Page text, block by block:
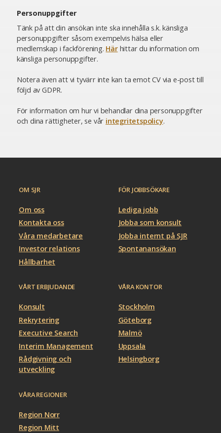
Personuppgifter
Tänk på att din ansökan inte ska innehålla s.k. känsliga
personuppgifter såsom exempelvis hälsa eller
medlemskap i fackförening. Härhittar du information om
känsliga personuppgifter.
Notera även att vi tyvärr inte kan ta emot CV via e-post till
följd av GDPR.
För information om hur vi behandlar dina personuppgifter
och dina rättigheter, se vår integritetspolicy.
OM SJR
Om oss
Kontakta oss
Våra medarbetare
Investor relations
Hållbarhet
FÖR JOBBSÖKARE
Lediga jobb
Jobba som konsult
Jobba internt på SJR
Spontanansökan
VÅRT ERBJUDANDE
Konsult
Rekrytering
Executive Search
Interim Management
Rådgivning och
utveckling
VÅRA KONTOR
Stockholm
Göteborg
Malmö
Uppsala
Helsingborg
VÅRA REGIONER
Region Norr
Region Mitt